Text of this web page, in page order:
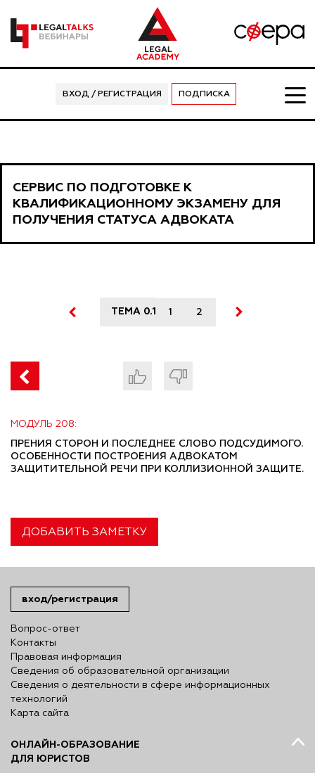
ВХОД / РЕГИСТРАЦИЯ ПОДПИСКА
СЕРВИС ПО ПОДГОТОВКЕ К
КВАЛИФИКАЦИОННОМУ ЭКЗАМЕНУ ДЛЯ
ПОЛУЧЕНИЯ СТАТУСА АДВОКАТА
ТЕМА 0.1 1 2
МОДУЛЬ 208:
ПРЕНИЯ СТОРОН И ПОСЛЕДНЕЕ СЛОВО ПОДСУДИМОГО.
ОСОБЕННОСТИ ПОСТРОЕНИЯ АДВОКАТОМ
ЗАЩИТИТЕЛЬНОЙ РЕЧИ ПРИ КОЛЛИЗИОННОЙ ЗАЩИТЕ.
ДОБАВИТЬ ЗАМЕТКУ
вход/регистрация
Вопрос-ответ
Контакты
Правовая информация
Сведения об образовательной организации
Сведения о деятельности в сфере информационных
технологий
Карта сайта
ОНЛАЙН-ОБРАЗОВАНИЕ
ДЛЯ ЮРИСТОВ